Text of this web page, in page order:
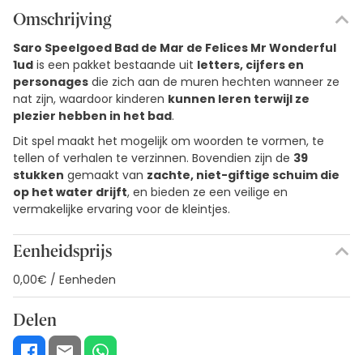
Omschrijving
Saro Speelgoed Bad de Mar de Felices Mr Wonderful
1ud is een pakket bestaande uit letters, cijfers en
personages die zich aan de muren hechten wanneer ze
nat zijn, waardoor kinderen kunnen leren terwijl ze
plezier hebben in het bad.
Dit spel maakt het mogelijk om woorden te vormen, te
tellen of verhalen te verzinnen. Bovendien zijn de 39
stukken gemaakt van zachte, niet-giftige schuim die
op het water drijft, en bieden ze een veilige en
vermakelijke ervaring voor de kleintjes.
Eenheidsprijs
0,00€ / Eenheden
Delen